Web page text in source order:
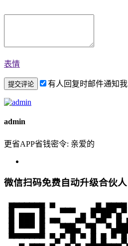
表情
有人回复时邮件通知我
admin
更省APP省钱密令: 亲爱的
微信扫码免费自动升级合伙人